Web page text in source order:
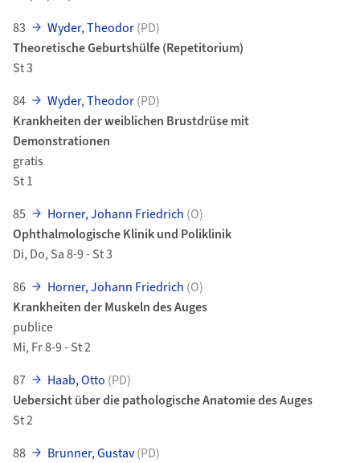
83
Wyder, Theodor(PD)
Theoretische Geburtshülfe (Repetitorium)
St 3
84
Wyder, Theodor(PD)
Krankheiten der weiblichen Brustdrüse mit
Demonstrationen
gratis
St 1
85
Horner, Johann Friedrich (O)
Ophthalmologische Klinik und Poliklinik
Di, Do, Sa 8-9 - St 3
86
Horner, Johann Friedrich (O)
Krankheiten der Muskeln des Auges
publice
Mi, Fr 8-9 - St 2
87
Haab, Otto (PD)
Uebersicht über die pathologische Anatomie des Auges
St 2
88
Brunner, Gustav(PD)